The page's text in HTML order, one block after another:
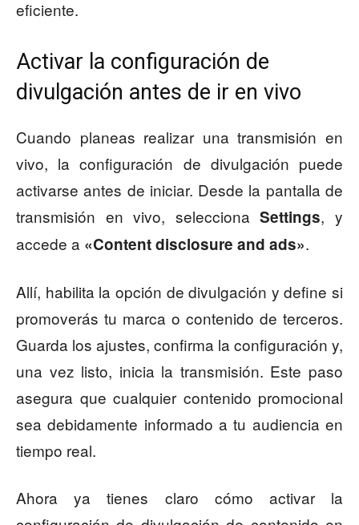
eficiente.
Activar la configuración de
divulgación antes de ir en vivo
Cuando planeas realizar una transmisión en
vivo, la configuración de divulgación puede
activarse antes de iniciar. Desde la pantalla de
transmisión en vivo, seleccionaSettings, y
accede a «Content disclosure and ads».
Allí, habilita la opción de divulgación y define si
promoverás tu marca o contenido de terceros.
Guarda los ajustes, confirma la configuración y,
una vez listo, inicia la transmisión. Este paso
asegura que cualquier contenido promocional
sea debidamente informado a tu audiencia en
tiempo real.
Ahora ya tienes claro cómo activar la